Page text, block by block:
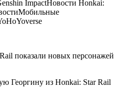
ImpactНовости Honkai:
Мобильные
HoYoverse
Георгину из Honkai: Star Rail